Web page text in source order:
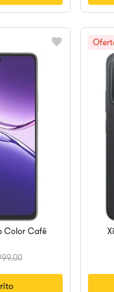
Color Café
.00